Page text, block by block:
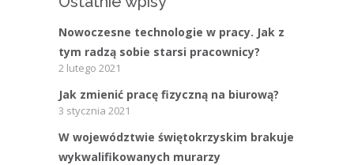
Nowoczesne technologie w pracy. Jak z
tym radzą sobie starsi pracownicy?
2 lutego 2021
Jak zmienić pracę fizyczną na biurową?
3 stycznia 2021
W województwie świętokrzyskim brakuje
wykwalifikowanych murarzy